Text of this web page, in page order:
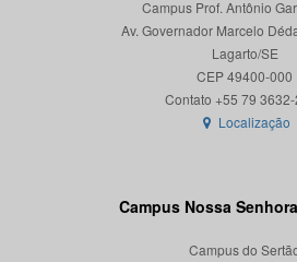
Campus Prof. Antônio
Av. Governador Marcelo
Lagarto/SE
CEP 49400-000
Localização
Campus Nossa
Campus do